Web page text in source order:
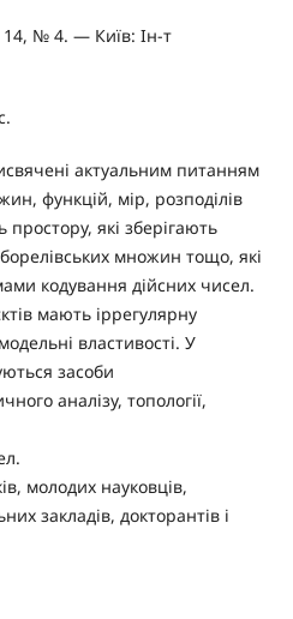
№ 4. — Київ: Iн-т
актуальним питанням
функцiй, мiр, розподiлiв
простору, якi зберiгають
множин тощо, якi
кодування дiйсних чисел.
мають iррегулярну
властивостi. У
засоби
аналiзу, топологiї,
молодих науковцiв,
закладiв, докторантiв i